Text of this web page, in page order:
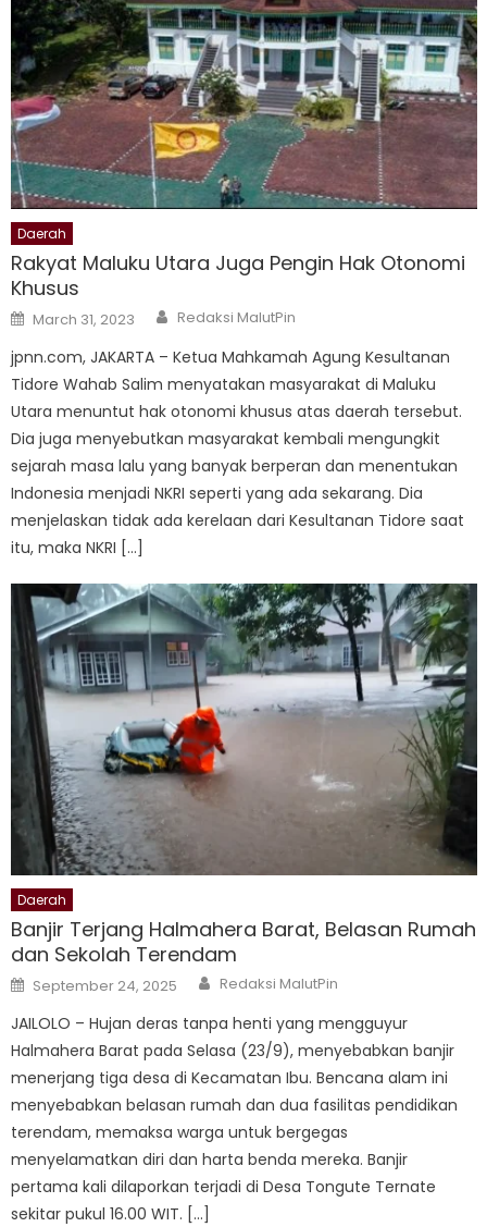
Daerah
Rakyat Maluku Utara Juga Pengin Hak Otonomi
Khusus
Posted
on
March 31, 2023 Author
Redaksi MalutPin
jpnn.com, JAKARTA – Ketua Mahkamah Agung Kesultanan
Tidore Wahab Salim menyatakan masyarakat di Maluku
Utara menuntut hak otonomi khusus atas daerah tersebut.
Dia juga menyebutkan masyarakat kembali mengungkit
sejarah masa lalu yang banyak berperan dan menentukan
Indonesia menjadi NKRI seperti yang ada sekarang. Dia
menjelaskan tidak ada kerelaan dari Kesultanan Tidore saat
itu, maka NKRI […]
Daerah
Banjir Terjang Halmahera Barat, Belasan Rumah
dan Sekolah Terendam
Posted
on
September 24, 2025 Author
Redaksi MalutPin
JAILOLO – Hujan deras tanpa henti yang mengguyur
Halmahera Barat pada Selasa (23/9), menyebabkan banjir
menerjang tiga desa di Kecamatan Ibu. Bencana alam ini
menyebabkan belasan rumah dan dua fasilitas pendidikan
terendam, memaksa warga untuk bergegas
menyelamatkan diri dan harta benda mereka. Banjir
pertama kali dilaporkan terjadi di Desa Tongute Ternate
sekitar pukul 16.00 WIT. […]